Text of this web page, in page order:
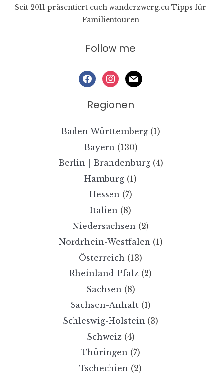
Seit 2011 präsentiert euch wanderzwerg.eu Tipps für
Familientouren
Follow me
facebookinstagram
mail
Regionen
Baden Württemberg (1)
Bayern (130)
Berlin | Brandenburg(4)
Hamburg (1)
Hessen (7)
Italien (8)
Niedersachsen (2)
Nordrhein-Westfalen (1)
Österreich (13)
Rheinland-Pfalz (2)
Sachsen (8)
Sachsen-Anhalt (1)
Schleswig-Holstein (3)
Schweiz(4)
Thüringen (7)
Tschechien (2)